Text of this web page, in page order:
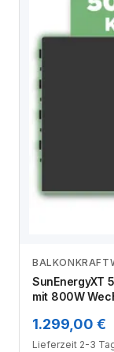
SunEnergyXT
mit 800W
1.299,00 €
Lieferzeit 2-3